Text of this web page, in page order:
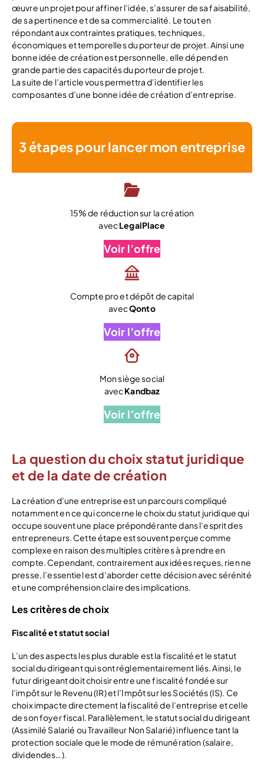
œuvre un projet pour affiner l’idée, s’assurer de sa faisabilité,
de sa pertinence et de sa commercialité. Le tout en
répondant aux contraintes pratiques, techniques,
économiques et temporelles du porteur de projet. Ainsi une
bonne idée de création est personnelle, elle dépend en
grande partie des capacités du porteur de projet.
La suite de l’article vous permettra d’identifier les
composantes d’une bonne idée de création d’entreprise.
3 étapes pour lancer mon entreprise
15% de réduction sur la création
avecLegalPlace
Voir l’offre
Compte pro et dépôt de capital
avecQonto
Voir l’offre
Mon siège social
avecKandbaz
Voir l’offre
La question du choix statut juridique
et de la date de création
La création d’une entreprise est un parcours compliqué
notamment en ce qui concerne le choix du statut juridique qui
occupe souvent une place prépondérante dans l’esprit des
entrepreneurs. Cette étape est souvent perçue comme
complexe en raison des multiples critères à prendre en
compte. Cependant, contrairement aux idées reçues, rien ne
presse, l’essentiel est d’aborder cette décision avec sérénité
et une compréhension claire des implications.
Les critères de choix
Fiscalité et statut social
L’un des aspects les plus durable est la fiscalité et le statut
social du dirigeant qui sont réglementairement liés. Ainsi, le
futur dirigeant doit choisir entre une fiscalité fondée sur
l’impôt sur le Revenu (IR) et l’Impôt sur les Sociétés (IS). Ce
choix impacte directement la fiscalité de l’entreprise et celle
de son foyer fiscal. Parallèlement, le statut social du dirigeant
(Assimilé Salarié ou Travailleur Non Salarié) influence tant la
protection sociale que le mode de rémunération (salaire,
dividendes…).